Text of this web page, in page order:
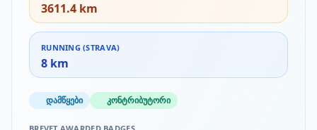
3611.4 km
RUNNING (STRAVA)
8 km
დამწყები კონტრიბუტორი